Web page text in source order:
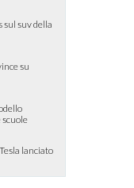
sul suv della
su
lanciato